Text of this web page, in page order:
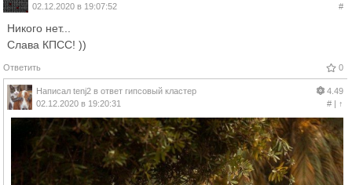
02.12.2020 в 19:07:52
#
Никого нет...
Слава КПСС! ))
Ответить 0
Написал tenj2 в ответ гипсовый кластер
02.12.2020 в 19:20:31
4.49
#| ↑